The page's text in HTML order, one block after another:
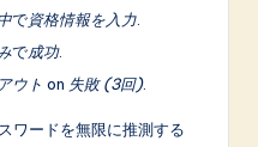
で資格情報を入力
で成功.
ウト on 失敗 (3回).
ワードを無限に推測する